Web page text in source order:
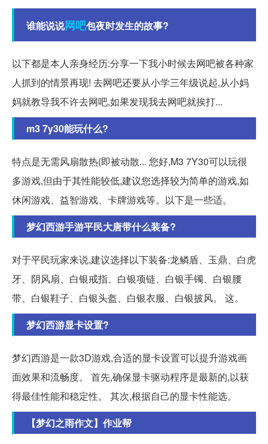
谁能说说网吧包夜时发生的故事?
以下都是本人亲身经历:分享一下我小时候去网吧被各种家
人抓到的情景再现! 去网吧还要从小学三年级说起,从小妈
妈就教导我不许去网吧,如果发现我去网吧就挨打...
m3 7y30能玩什么?
特点是无需风扇散热(即被动散... 您好,M3 7Y30可以玩很
多游戏,但由于其性能较低,建议您选择较为简单的游戏,如
休闲游戏、益智游戏、卡牌游戏等。以下是一些适。
梦幻西游手游平民大唐带什么装备?
对于平民玩家来说,建议选择以下装备:龙鳞盾、玉鼎、白虎
牙、阴风扇、白银戒指、白银项链、白银手镯、白银腰
带、白银鞋子、白银头盔、白银衣服、白银披风。 这。
梦幻西游显卡设置?
梦幻西游是一款3D游戏,合适的显卡设置可以提升游戏画
面效果和流畅度。 首先,确保显卡驱动程序是最新的,以获
得最佳性能和稳定性。 其次,根据自己的显卡性能选。
【梦幻之雨作文】作业帮